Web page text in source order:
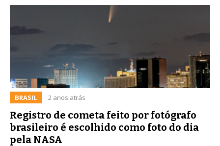
BRASIL 2 anos atrás
Registro de cometa feito por fotógrafo
brasileiro é escolhido como foto do dia
pela NASA